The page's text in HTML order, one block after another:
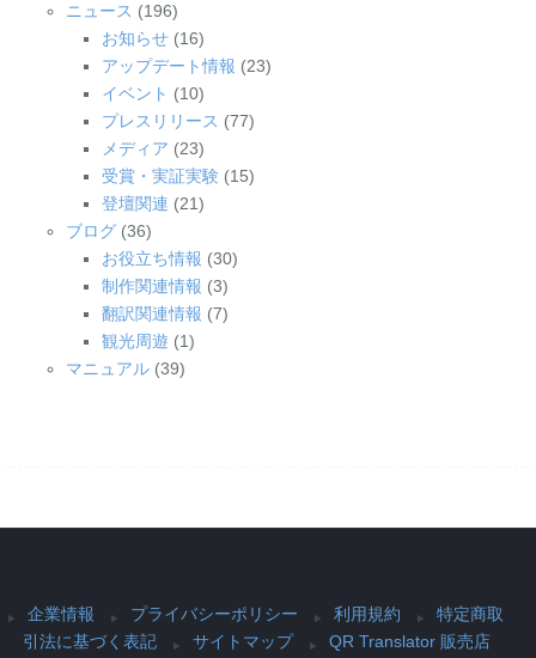
ニュース (196)
お知らせ (16)
アップデート情報 (23)
イベント (10)
プレスリリース (77)
メディア (23)
受賞・実証実験 (15)
登壇関連 (21)
ブログ (36)
お役立ち情報 (30)
制作関連情報 (3)
翻訳関連情報 (7)
観光周遊 (1)
マニュアル (39)
企業情報 プライバシーポリシー 利用規約
特定商取
引法に基づく表記
サイトマップ QR Translator 販売店